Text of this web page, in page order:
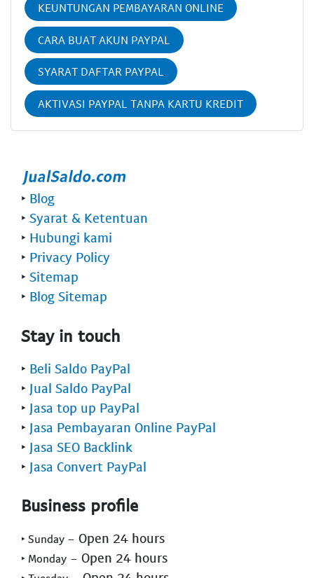
KEUNTUNGAN PEMBAYARAN ONLINE
CARA BUAT AKUN PAYPAL
SYARAT DAFTAR PAYPAL
AKTIVASI PAYPAL TANPA KARTU KREDIT
‣ Blog
‣ Syarat & Ketentuan
‣ Hubungi kami
‣ Privacy Policy
‣ Sitemap
‣ Blog Sitemap
Stay in touch
‣ Beli Saldo PayPal
‣ Jual Saldo PayPal
‣ Jasa top up PayPal
‣ Jasa Pembayaran Online PayPal
‣ Jasa SEO Backlink
‣ Jasa Convert PayPal
Business profile
‣ Sunday - Open 24 hours
‣ Monday - Open 24 hours